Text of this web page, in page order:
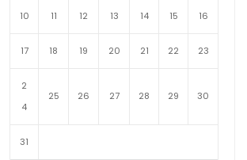
10 11 12 13 14 15 16
17 18 19 20 21 22 23
2
4
25 26 27 28 29 30
31